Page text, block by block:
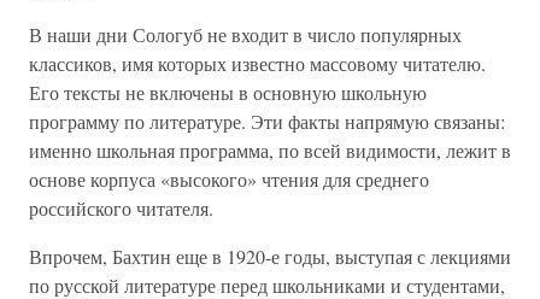
В наши дни Сологуб не входит в число популярных
классиков, имя которых известно массовому читателю.
Его тексты не включены в основную школьную
программу по литературе. Эти факты напрямую связаны:
именно школьная программа, по всей видимости, лежит в
основе корпуса «высокого» чтения для среднего
российского читателя.
Впрочем, Бахтин еще в 1920-е годы, выступая с лекциями
по русской литературе перед школьниками и студентами,